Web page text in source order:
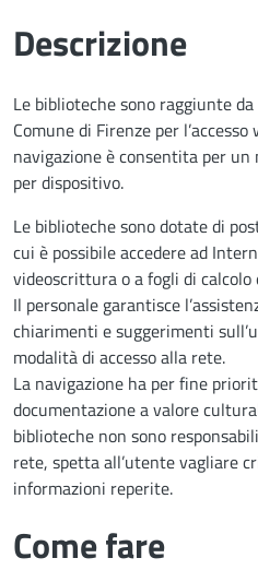
Descrizione
Le biblioteche sono raggiunte
Comune di Firenze per
navigazione è consentita per
per dispositivo.
Le biblioteche sono dotate di
cui è possibile accedere ad
videoscrittura o a fogli di calcolo
Il personale garantisce
chiarimenti e suggerimenti
modalità di accesso alla rete.
La navigazione ha per fine
documentazione a valore
biblioteche non sono
rete, spetta all’utente vagliare
informazioni reperite.
Come fare